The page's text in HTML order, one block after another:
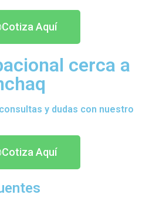
Cotiza Aquí
cerca a
y dudas con nuestro
Cotiza Aquí